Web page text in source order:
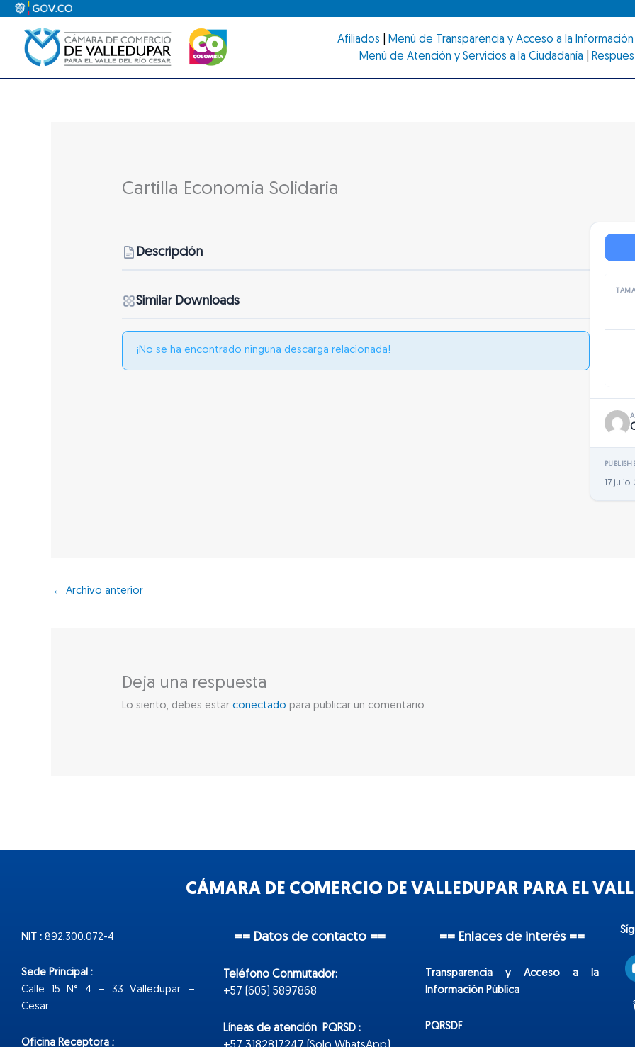
contenido
Afiliados Menú de Transparencia y Acceso a la Información
Menú de Atención y Servicios a la Ciudadanía
Cartilla Economía Solidaria
Descripción
Similar Downloads
¡No se ha encontrado ninguna descarga relacionada!
17 julio,
← Archivo anterior
Deja una respuesta
Lo siento, debes estarconectado para publicar un comentario.
CÁMARA DE COMERCIO DE VALLEDUPAR PARA EL
NIT : 892.300.072-4
Sede Principal :
Calle 15 N° 4 – 33 Valledupar –
Cesar
Oficina Receptora :
== Datos de contacto ==
Teléfono Conmutador:
+57 (605) 5897868
Líneas de atención PQRSD :
== Enlaces de interés ==
Transparencia y Acceso a la
Información Pública
PQRSDF